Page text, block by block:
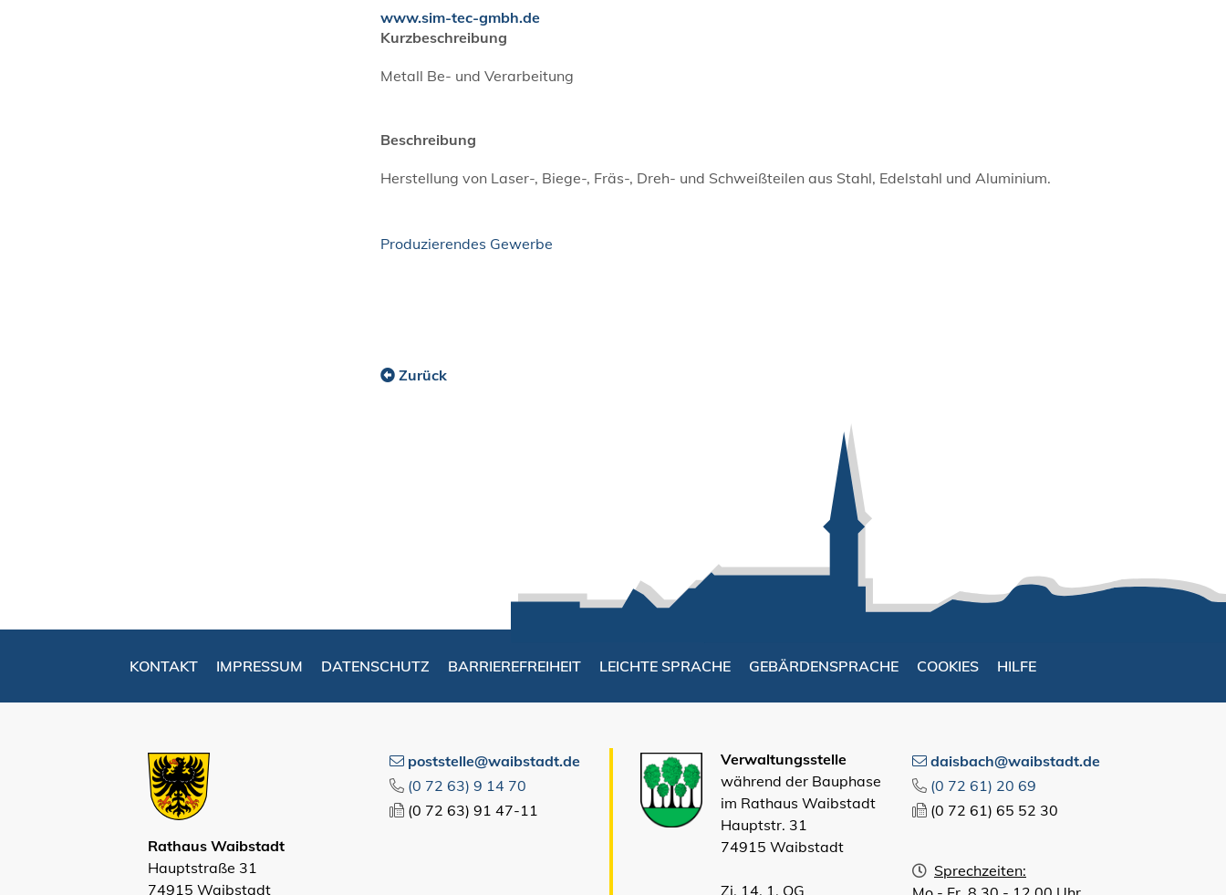
www.sim-tec-gmbh.de
Kurzbeschreibung
Metall Be- und Verarbeitung
Beschreibung
Herstellung von Laser-, Biege-, Fräs-, Dreh- und Schweißteilen aus Stahl, Edelstahl und Aluminium.
Produzierendes Gewerbe
Zurück
KONTAKT IMPRESSUM DATENSCHUTZ BARRIEREFREIHEIT LEICHTE SPRACHE GEBÄRDENSPRACHE COOKIES HILFE
Rathaus Waibstadt
Hauptstraße 31
74915 Waibstadt
poststelle@waibstadt.de
(0 72 63) 9 14 70
(0 72 63) 91 47-11
Verwaltungsstelle
während der Bauphase
im Rathaus Waibstadt
Hauptstr. 31
74915 Waibstadt
Zi. 14, 1. OG
daisbach@waibstadt.de
(0 72 61) 20 69
(0 72 61) 65 52 30
Sprechzeiten: